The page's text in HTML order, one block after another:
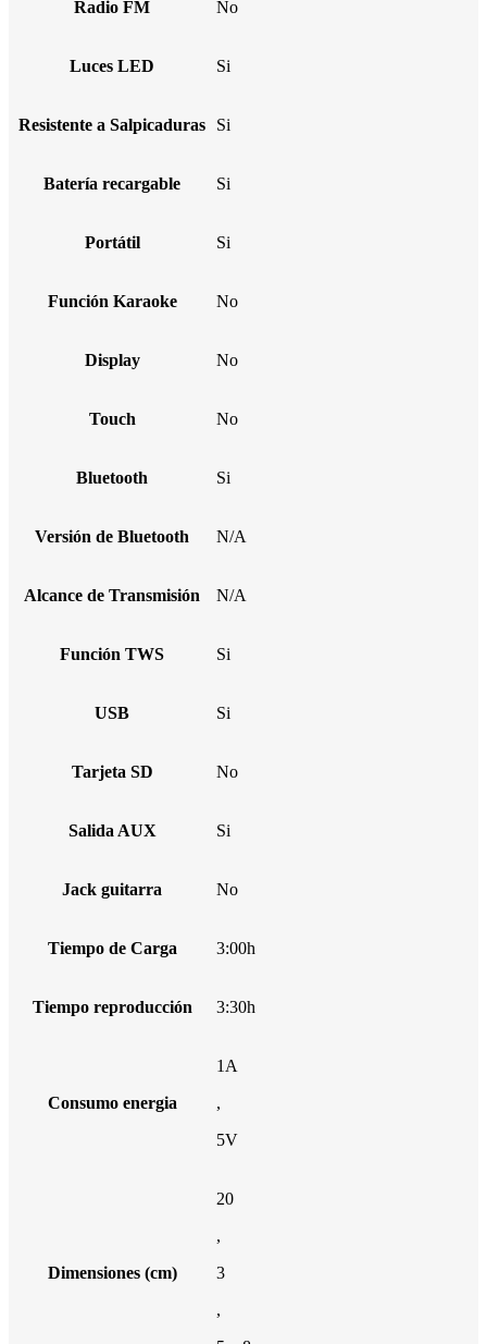
Radio FM No
Luces LED Si
Resistente a Salpicaduras Si
Batería recargable Si
Portátil Si
Función Karaoke No
Display No
Touch No
Bluetooth Si
Versión de Bluetooth N/A
Alcance de Transmisión N/A
Función TWS Si
USB Si
Tarjeta SD No
Salida AUX Si
Jack guitarra No
Tiempo de Carga 3:00h
Tiempo reproducción 3:30h
Consumo energia
1A
,
5V
Dimensiones (cm)
20
,
3
,